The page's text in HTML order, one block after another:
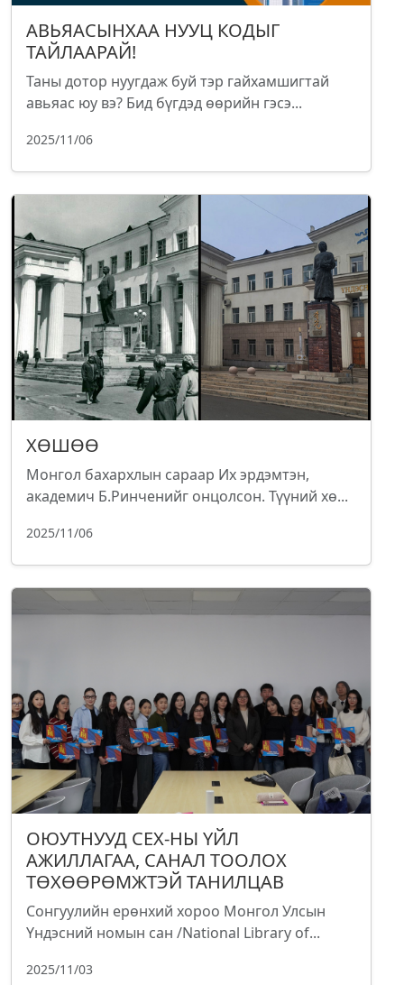
АВЬЯАСЫНХАА НУУЦ КОДЫГ
ТАЙЛААРАЙ!
Таны дотор нуугдаж буй тэр гайхамшигтай
авьяас юу вэ? Бид бүгдэд өөрийн гэсэ...
2025/11/06
ХӨШӨӨ
Монгол бахархлын сараар Их эрдэмтэн,
академич Б.Ринченийг онцолсон. Түүний хө...
2025/11/06
ОЮУТНУУД СЕХ-НЫ ҮЙЛ
АЖИЛЛАГАА, САНАЛ ТООЛОХ
ТӨХӨӨРӨМЖТЭЙ ТАНИЛЦАВ
Сонгуулийн ерөнхий хороо Монгол Улсын
Үндэсний номын сан /National Library of...
2025/11/03